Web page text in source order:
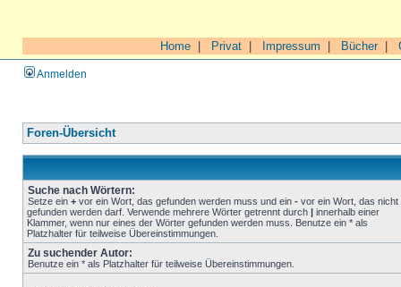
Home Privat Impressum Bücher|
Anmelden
Foren-Übersicht
Suche nach Wörtern:
Setze ein + vor ein Wort, das gefunden werden muss und ein - vor ein Wort, das nicht
gefunden werden darf. Verwende mehrere Wörter getrennt durch | innerhalb einer
Klammer, wenn nur eines der Wörter gefunden werden muss. Benutze ein * als
Platzhalter für teilweise Übereinstimmungen.
Zu suchender Autor:
Benutze ein * als Platzhalter für teilweise Übereinstimmungen.